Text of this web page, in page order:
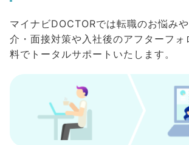
マイナビDOCTORでは転職のお悩み
介・面接対策や入社後のアフターフォ
料でトータルサポートいたします。